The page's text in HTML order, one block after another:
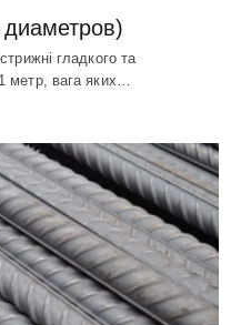
гладкого та
метр, вага яких…